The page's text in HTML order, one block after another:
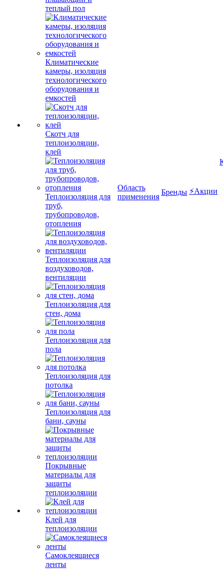
теплый пол
Климатические
камеры, изоляция
технологического
оборудования и
емкостей
Скотч для
теплоизоляции,
клей
Теплоизоляция для
труб,
трубопроводов,
отопления
Теплоизоляция для
воздуховодов,
вентиляции
Теплоизоляция для
стен, дома
Теплоизоляция для
пола
Теплоизоляция для
потолка
Теплоизоляция для
бани, сауны
Покрывные
материалы для
защиты
теплоизоляции
Клей для
теплоизоляции
Самоклеящиеся
ленты
Область
применения
Бренды ⚡Акции